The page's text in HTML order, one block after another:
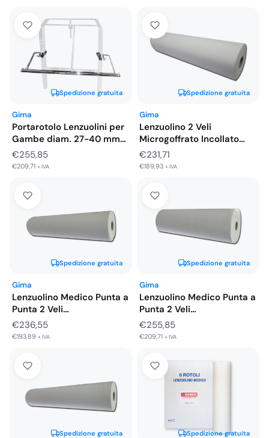
Spedizione gratuita
Gima
Portarotolo Lenzuolini per
Gambe diam. 27-40 mm
o…
€255,85
€209,71 + IVA
Spedizione gratuita
Gima
Lenzuolino 2 Veli
Microgoffrato Incollato
46m x 50…
€231,71
€189,93 + IVA
Spedizione gratuita
Gima
Lenzuolino Medico Punta a
Punta 2 Veli
Microgoffrato…
€236,55
€193,89 + IVA
Spedizione gratuita
Gima
Lenzuolino Medico Punta a
Punta 2 Veli
Microgoffrato…
€255,85
€209,71 + IVA
Spedizione gratuita Spedizione gratuita